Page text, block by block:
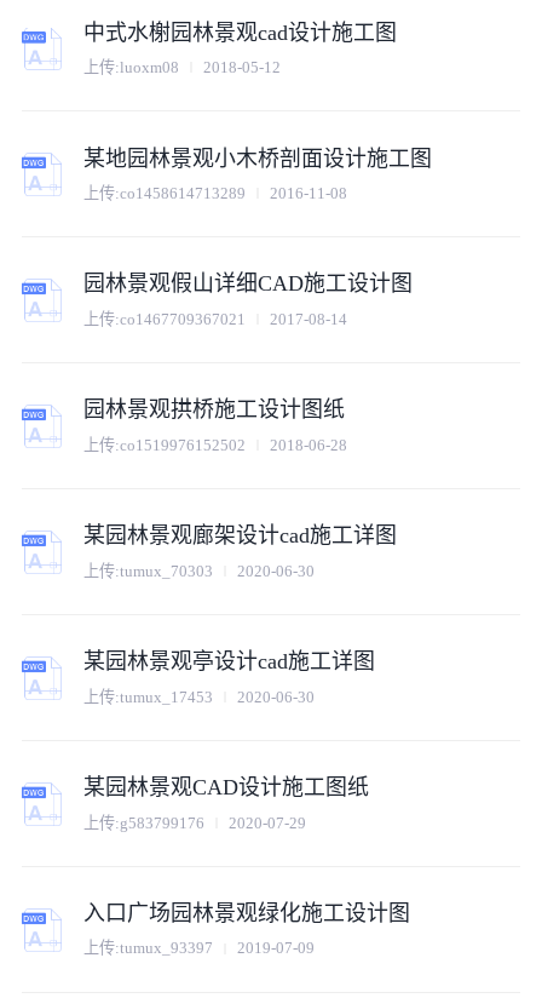
中式水榭园林景观cad设计施工图
上传:luoxm08 2018-05-12
某地园林景观小木桥剖面设计施工图
上传:co1458614713289 2016-11-08
园林景观假山详细CAD施工设计图
上传:co1467709367021 2017-08-14
园林景观拱桥施工设计图纸
上传:co1519976152502 2018-06-28
某园林景观廊架设计cad施工详图
上传:tumux_70303 2020-06-30
某园林景观亭设计cad施工详图
上传:tumux_17453 2020-06-30
某园林景观CAD设计施工图纸
上传:g583799176 2020-07-29
入口广场园林景观绿化施工设计图
上传:tumux_93397 2019-07-09